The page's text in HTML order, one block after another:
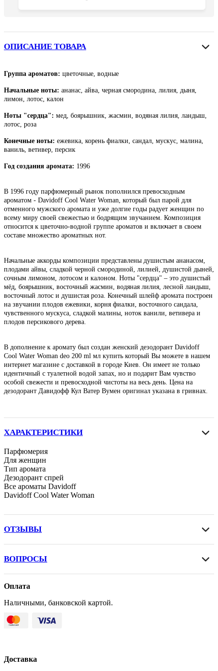
ОПИСАНИЕ ТОВАРА
Группа ароматов: цветочные, водные
Начальные ноты: ананас, айва, черная смородина, лилия, дыня,
лимон, лотос, калон
Ноты "сердца": мед, боярышник, жасмин, водяная лилия, ландыш,
лотос, роза
Конечные ноты: ежевика, корень фиалки, сандал, мускус, малина,
ваниль, ветивер, персик
Год создания аромата: 1996
В 1996 году парфюмерный рынок пополнился превосходным
ароматом - Davidoff Cool Water Woman, который был парой для
отменного мужского аромата и уже долгие годы радует женщин по
всему миру своей свежестью и бодрящим звучанием. Композиция
относится к цветочно-водной группе ароматов и включает в своем
составе множество ароматных нот.
Начальные аккорды композиции представлены душистым ананасом,
плодами айвы, сладкой черной смородиной, лилией, душистой дыней,
сочным лимоном, лотосом и калоном. Ноты "сердца" – это душистый
мёд, боярышник, восточный жасмин, водяная лилия, лесной ландыш,
восточный лотос и душистая роза. Конечный шлейф аромата построен
на звучании плодов ежевики, корня фиалки, восточного сандала,
чувственного мускуса, сладкой малины, ноток ванили, ветивера и
плодов персикового дерева.
В дополнение к аромату был создан женский дезодорант Davidoff
Cool Water Woman deo 200 ml мл купить который Вы можете в нашем
интернет магазине с доставкой в городе Киев. Он имеет не только
идентичный с туалетной водой запах, но и подарит Вам чувство
особой свежести и превосходной чистоты на весь день. Цена на
дезодорант Давидофф Кул Ватер Вумен оригинал указана в гривнах.
ХАРАКТЕРИСТИКИ
Парфюмерия
Для женщин
Тип аромата
Дезодорант спрей
Все ароматы Davidoff
Davidoff Cool Water Woman
ОТЗЫВЫ
ВОПРОСЫ
Оплата
Наличными, банковской картой.
Доставка